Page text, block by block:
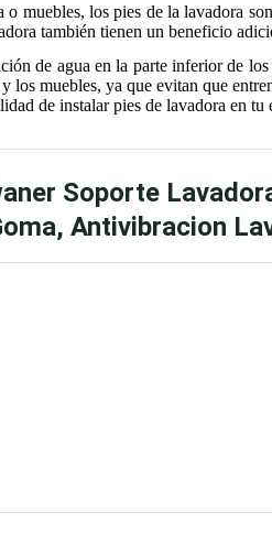
muebles, los pies de la lavadora
también tienen un beneficio
de agua en la parte inferior de
muebles, ya que evitan que
de instalar pies de lavadora en
Soporte
Antivibracion